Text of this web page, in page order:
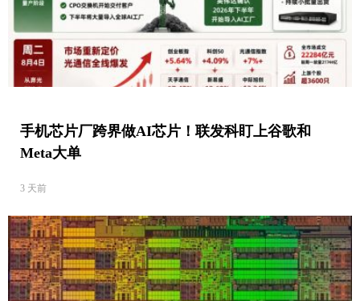
手机芯片厂跨界做AI芯片！联发科盯上谷歌和
Meta大单
3 天前